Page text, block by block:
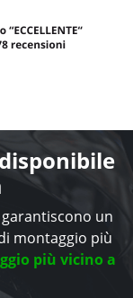
un
montaggio più
più vicino a